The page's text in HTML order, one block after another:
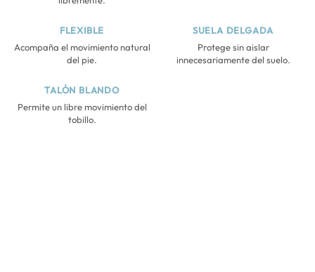
FLEXIBLE
Acompaña el movimiento natural
del pie.
SUELA DELGADA
Protege sin aislar
innecesariamente del suelo.
TALÓN BLANDO
Permite un libre movimiento del
tobillo.